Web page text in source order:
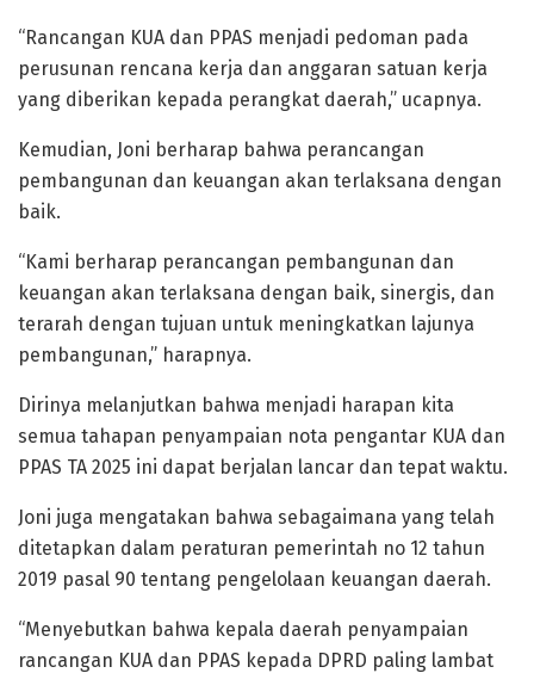
“Rancangan KUA dan PPAS menjadi pedoman pada
perusunan rencana kerja dan anggaran satuan kerja
yang diberikan kepada perangkat daerah,” ucapnya.
Kemudian, Joni berharap bahwa perancangan
pembangunan dan keuangan akan terlaksana dengan
baik.
“Kami berharap perancangan pembangunan dan
keuangan akan terlaksana dengan baik, sinergis, dan
terarah dengan tujuan untuk meningkatkan lajunya
pembangunan,” harapnya.
Dirinya melanjutkan bahwa menjadi harapan kita
semua tahapan penyampaian nota pengantar KUA dan
PPAS TA 2025 ini dapat berjalan lancar dan tepat waktu.
Joni juga mengatakan bahwa sebagaimana yang telah
ditetapkan dalam peraturan pemerintah no 12 tahun
2019 pasal 90 tentang pengelolaan keuangan daerah.
“Menyebutkan bahwa kepala daerah penyampaian
rancangan KUA dan PPAS kepada DPRD paling lambat